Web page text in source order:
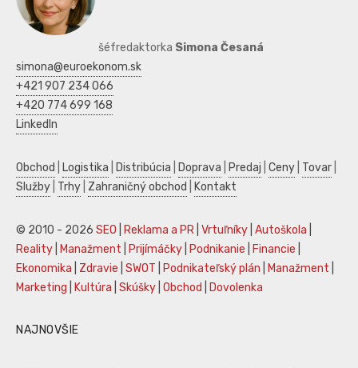
šéfredaktorka Simona Česaná
simona@euroekonom.sk
+421 907 234 066
+420 774 699 168
LinkedIn
Obchod Logistika Distribúcia Doprava Predaj Ceny Tovar
Služby Trhy Zahraničný obchod Kontakt
© 2010 - 2026 SEO Reklama a PR Vrtuľníky Autoškola
Reality
Manažment Prijímáčky Podnikanie Financie
Ekonomika
Zdravie SWOT Podnikateľský plán Manažment
Marketing
Kultúra Skúšky Obchod Dovolenka
NAJNOVŠIE